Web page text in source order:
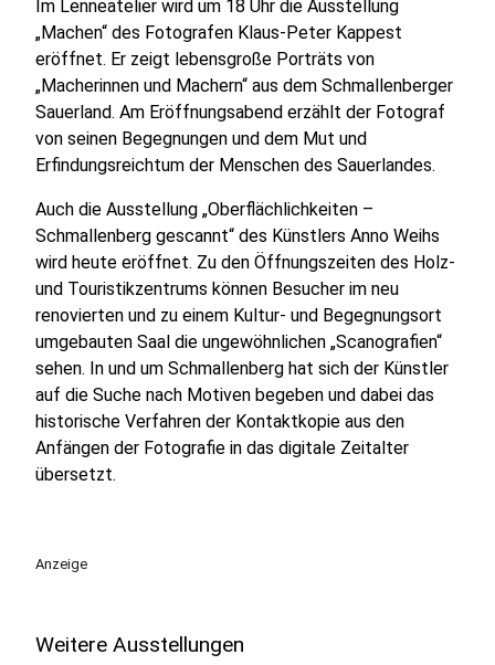
Im Lenneatelier wird um 18 Uhr die Ausstellung
„Machen“ des Fotografen Klaus-Peter Kappest
eröffnet. Er zeigt lebensgroße Porträts von
„Macherinnen und Machern“ aus dem Schmallenberger
Sauerland. Am Eröffnungsabend erzählt der Fotograf
von seinen Begegnungen und dem Mut und
Erfindungsreichtum der Menschen des Sauerlandes.
Auch die Ausstellung „Oberflächlichkeiten –
Schmallenberg gescannt“ des Künstlers Anno Weihs
wird heute eröffnet. Zu den Öffnungszeiten des Holz-
und Touristikzentrums können Besucher im neu
renovierten und zu einem Kultur- und Begegnungsort
umgebauten Saal die ungewöhnlichen „Scanografien“
sehen. In und um Schmallenberg hat sich der Künstler
auf die Suche nach Motiven begeben und dabei das
historische Verfahren der Kontaktkopie aus den
Anfängen der Fotografie in das digitale Zeitalter
übersetzt.
Anzeige
Weitere Ausstellungen